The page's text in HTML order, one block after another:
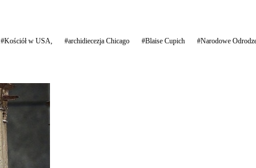
#Kościół w USA, #archidiecezja Chicago #Blaise Cupich #Narodowe